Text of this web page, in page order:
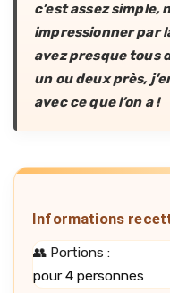
c’est assez simple,
impressionner par
avez presque tous
un ou deux près,
avec ce que l’on a !
Informations
👥 Portions :
pour 4 personnes